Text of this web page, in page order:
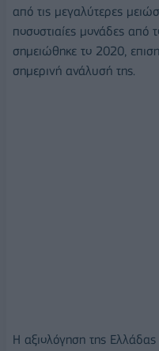
από τις μεγαλύτερες
ποσοστιαίες μονάδες
σημειώθηκε το 2020,
σημερινή ανάλυσή της.
Η αξιολόγηση της Ελλάδας